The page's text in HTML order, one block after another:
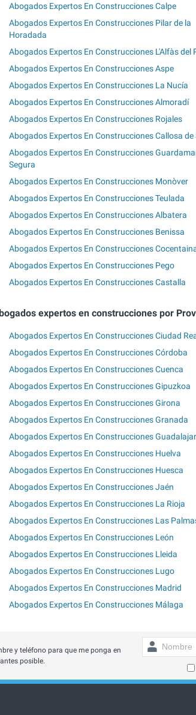
Abogados Expertos En Construcciones Calpe
Abogados Expertos En Construcciones Pilar de la
Horadada
Abogados Expertos En Construcciones L'Alfàs del
Abogados Expertos En Construcciones Aspe
Abogados Expertos En Construcciones La Nucía
Abogados Expertos En Construcciones Almoradí
Abogados Expertos En Construcciones Rojales
Abogados Expertos En Construcciones Callosa de
Abogados Expertos En Construcciones
Segura
Abogados Expertos En Construcciones Monòver
Abogados Expertos En Construcciones Teulada
Abogados Expertos En Construcciones Albatera
Abogados Expertos En Construcciones Benissa
Abogados Expertos En Construcciones
Abogados Expertos En Construcciones Pego
Abogados Expertos En Construcciones Castalla
expertos en construcciones por
Abogados Expertos En Construcciones Ciudad
Abogados Expertos En Construcciones Córdoba
Abogados Expertos En Construcciones Cuenca
Abogados Expertos En Construcciones Gipuzkoa
Abogados Expertos En Construcciones Girona
Abogados Expertos En Construcciones Granada
Abogados Expertos En Construcciones
Abogados Expertos En Construcciones Huelva
Abogados Expertos En Construcciones Huesca
Abogados Expertos En Construcciones Jaén
Abogados Expertos En Construcciones La Rioja
Abogados Expertos En Construcciones Las
Abogados Expertos En Construcciones León
Abogados Expertos En Construcciones Lleida
Abogados Expertos En Construcciones Lugo
Abogados Expertos En Construcciones Madrid
Abogados Expertos En Construcciones Málaga
y teléfono para que me ponga en
posible.